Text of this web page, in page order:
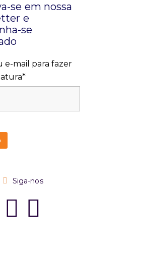
se em nossa
e
se
e-mail para fazer
Siga-nos